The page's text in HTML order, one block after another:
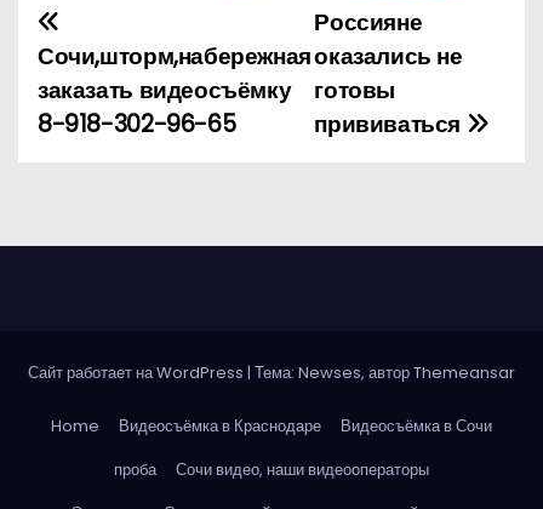
Н
а
в
г
и
я
Россияне
оказались не
готовы
прививаться
Сочи,шторм,набережная
заказать видеосъёмку
8-918-302-96-65
Сайт работает на WordPress | Тема: Newses, авторThemeansar
Home Видеосъёмка в Краснодаре
Видеосъёмка в Сочи
проба
Сочи видео, наши видеооператоры